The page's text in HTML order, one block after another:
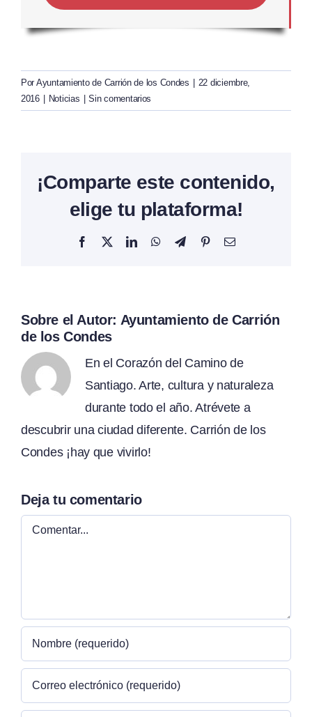
Por Ayuntamiento de Carrión de los Condes
22 diciembre,
2016
Noticias Sin comentarios
¡Comparte este contenido,
elige tu plataforma!
Facebook
X LinkedInWhatsAppTelegramPinterestCorreo
Sobre el Autor: Ayuntamiento de Carrión
de los Condes
En el Corazón del Camino de
Santiago. Arte, cultura y naturaleza
durante todo el año. Atrévete a
descubrir una ciudad diferente. Carrión de los
Condes ¡hay que vivirlo!
Deja tu comentario
Comentar